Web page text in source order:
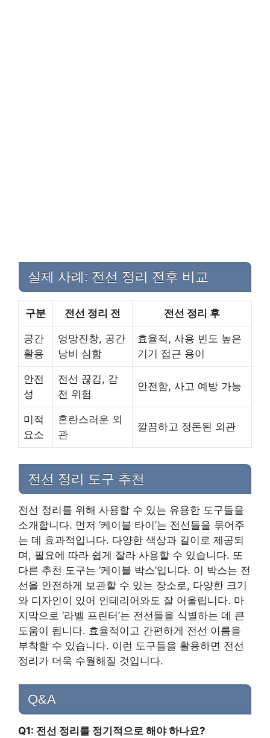
실제 사례: 전선 정리 전후 비교
구분 전선 정리 전 전선 정리 후
공간
활용
엉망진창, 공간
낭비 심함
효율적, 사용 빈도 높은
기기 접근 용이
안전
성
전선 끊김, 감
전 위험
안전함, 사고 예방 가능
미적
요소
혼란스러운 외
관
깔끔하고 정돈된 외관
전선 정리 도구 추천
전선 정리를 위해 사용할 수 있는 유용한 도구들을
소개합니다. 먼저 ‘케이블 타이’는 전선들을 묶어주
는 데 효과적입니다. 다양한 색상과 길이로 제공되
며, 필요에 따라 쉽게 잘라 사용할 수 있습니다. 또
다른 추천 도구는 ‘케이블 박스’입니다. 이 박스는 전
선을 안전하게 보관할 수 있는 장소로, 다양한 크기
와 디자인이 있어 인테리어와도 잘 어울립니다. 마
지막으로 ‘라벨 프린터’는 전선들을 식별하는 데 큰
도움이 됩니다. 효율적이고 간편하게 전선 이름을
부착할 수 있습니다. 이런 도구들을 활용하면 전선
정리가 더욱 수월해질 것입니다.
Q&A
Q1: 전선 정리를 정기적으로 해야 하나요?